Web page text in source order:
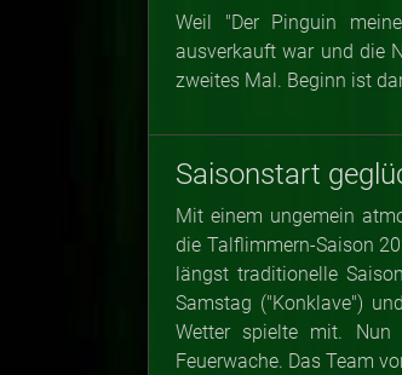
Weil "Der Pinguin
ausverkauft war und die
zweites Mal. Beginn ist
Saisonstart
Mit einem ungemein
die Talflimmern-Saison
längst traditionelle
Samstag ("Konklave")
Wetter spielte mit. Nun
Feuerwache. Das Team